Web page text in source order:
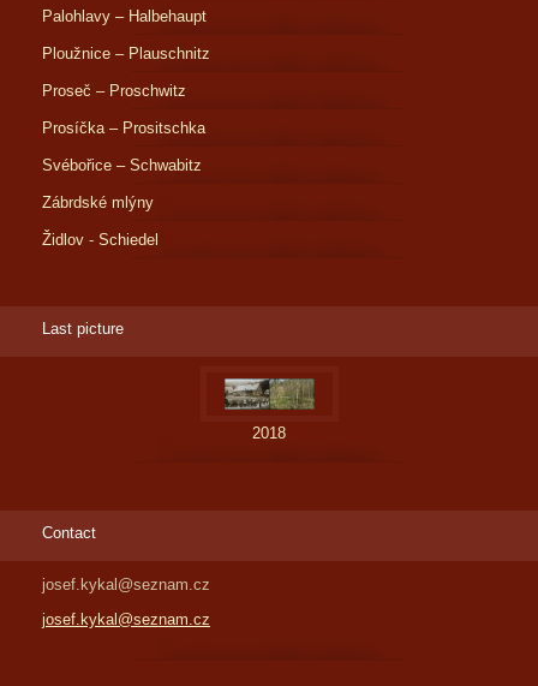
Palohlavy – Halbehaupt
Ploužnice – Plauschnitz
Proseč – Proschwitz
Prosíčka – Prositschka
Svébořice – Schwabitz
Zábrdské mlýny
Židlov - Schiedel
Last picture
2018
Contact
josef.kykal@seznam.cz
josef.kykal@seznam.cz